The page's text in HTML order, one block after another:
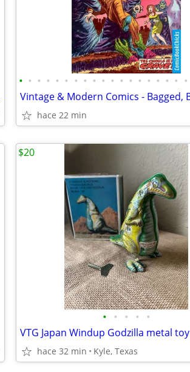
• • • • • • • • • • • • • • • • • • •
hace 22 min
• • • • •
VTG Japan Windup Godzilla metal toy
hace 32 min Kyle, Texas
$20